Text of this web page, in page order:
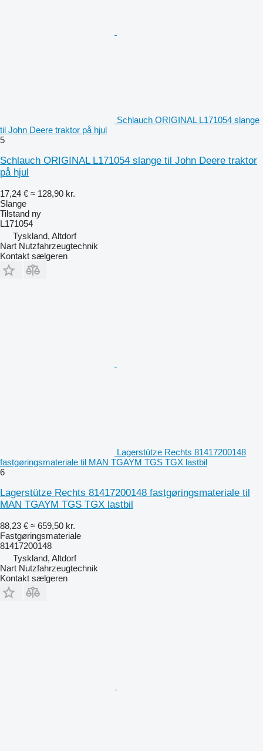
Schlauch ORIGINAL L171054 slange
til John Deere traktor på hjul
5
Schlauch ORIGINAL L171054 slange til John Deere traktor
på hjul
17,24 € ≈ 128,90 kr.
Slange
Tilstand ny
L171054
Tyskland, Altdorf
Nart Nutzfahrzeugtechnik
Kontakt sælgeren
Lagerstütze Rechts 81417200148
fastgøringsmateriale til MAN TGAYM TGS TGX lastbil
6
Lagerstütze Rechts 81417200148 fastgøringsmateriale til
MAN TGAYM TGS TGX lastbil
88,23 € ≈ 659,50 kr.
Fastgøringsmateriale
81417200148
Tyskland, Altdorf
Nart Nutzfahrzeugtechnik
Kontakt sælgeren